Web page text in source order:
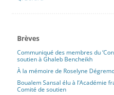
Brèves
Communiqué des membres du
soutien à Ghaleb Bencheikh
À la mémoire de Roselyne
Boualem Sansal élu à l’Académie
Comité de soutien